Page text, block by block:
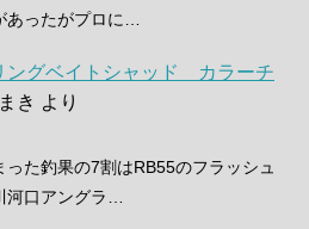
あったがプロに…
ングベイトシャッド カラーチ
き より
った釣果の7割はRB55のフラッシュ
河口アングラ…